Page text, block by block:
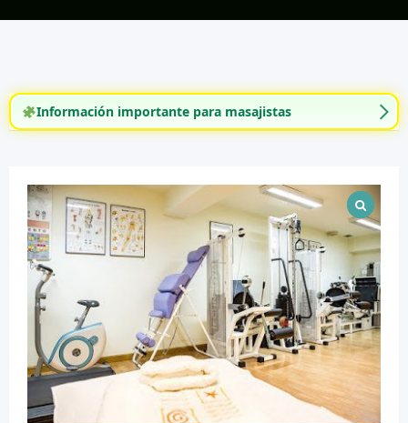
Información importante para masajistas